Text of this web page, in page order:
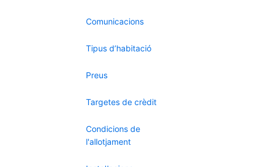
Comunicacions
Tipus d’habitació
Preus
Targetes de crèdit
Condicions de
l'allotjament